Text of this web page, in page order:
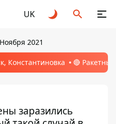
UK
2021
Константиновка 🔴
заразились